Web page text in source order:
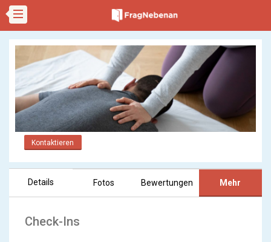
Kontaktieren
Details Fotos Bewertungen Mehr
Check-Ins